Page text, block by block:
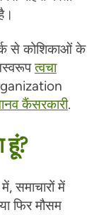
से कोशिकाओं के
त्वचा
कैंसरकारी.
हूं?
समाचारों में
फिर मौसम